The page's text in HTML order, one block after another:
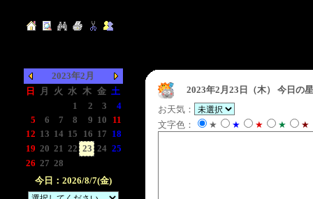
2023年2月
日
月 火 水 木 金 土
1 2 3
4
5
6 7 8 9 10
11
12 13 14 15 16 17 18
19 20 21 22 23 24 25
26 27 28
今日：2026/8/7(金)
2023年2月23日（木）
今日の
お天気：
文字色：
★ ★ ★ ★ ★